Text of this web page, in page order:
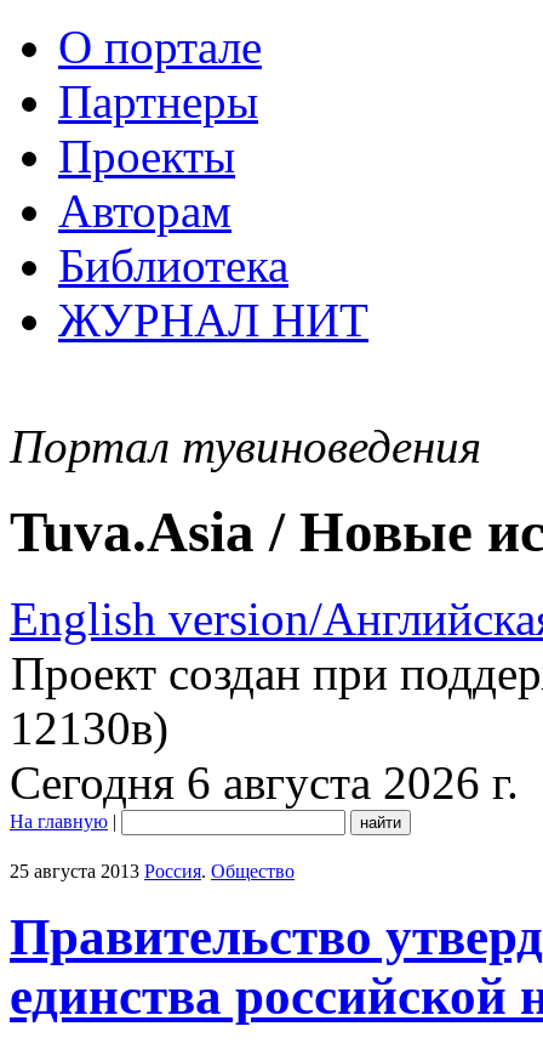
О портале
Партнеры
Проекты
Авторам
Библиотека
ЖУРНАЛ НИТ
Портал тувиноведения
Tuva.Asia / Новые
English version/
Проект создан при
12130в)
Сегодня 6 августа 2026 г.
На главную |
25 августа 2013 Россия. Общество
Правительство
единства российской